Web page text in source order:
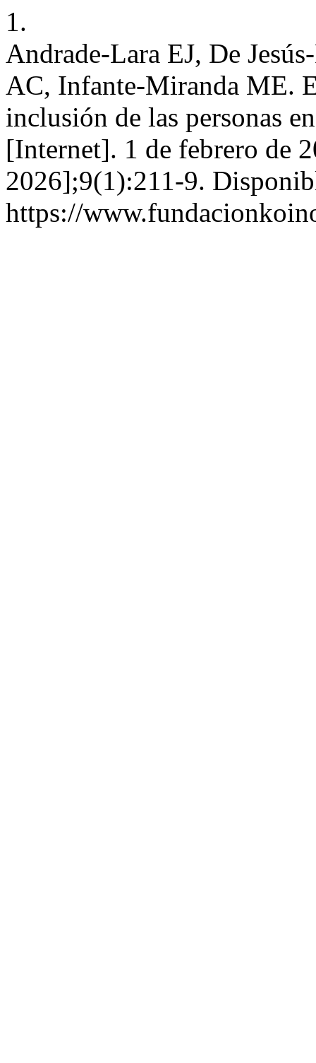
1.
Andrade-Lara EJ, De
AC, Infante-Miranda ME.
inclusión de las personas
[Internet]. 1 de febrero de
2026];9(1):211-9.
https://